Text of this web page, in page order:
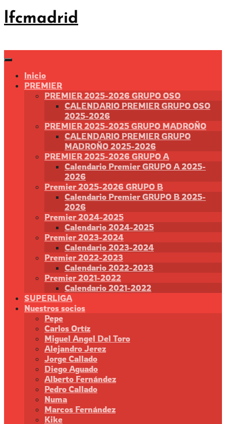
Saltar
al
lfcmadrid
Inicio
PREMIER
PREMIER 2025-2026 GRUPO OSO
CALENDARIO PREMIER GRUPO OSO
2025-2026
PREMIER 2025-2025 GRUPO MADROÑO
CALENDARIO PREMIER GRUPO
MADROÑO 2025-2026
PREMIER 2025-2026 GRUPO A
Calendario Premier GRUPO A 2025-
2026
Premier 2025-2026 GRUPO B
Calendario Premier GRUPO B 2025-
2026
Premier 2024-2025
Calendario 2024-2025
Premier 2023-2024
Calendario 2023-2024
Premier 2022-2023
Calendario 2022-2023
Premier 2021-2022
Calendario 2021-2022
SUPERLIGA
Nuestros socios
Pepe
Carlos Ortíz
Miguel Angel Del Toro
Alejandro Jerez
Jorge Callado
Diego Aguado
Alberto Fernández
Pedro Callado
Numa
Marcos Fernández
Kike